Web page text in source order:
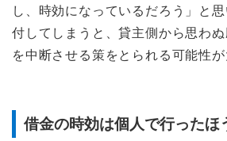
し、時効になっているだろう」と
付してしまうと、貸主側から思わ
を中断させる策をとられる可能性が
借金の時効は個人で行ったほ